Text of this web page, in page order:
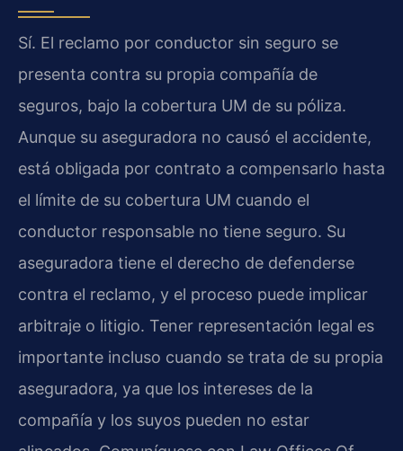
Sí. El reclamo por conductor sin seguro se
presenta contra su propia compañía de
seguros, bajo la cobertura UM de su póliza.
Aunque su aseguradora no causó el accidente,
está obligada por contrato a compensarlo hasta
el límite de su cobertura UM cuando el
conductor responsable no tiene seguro. Su
aseguradora tiene el derecho de defenderse
contra el reclamo, y el proceso puede implicar
arbitraje o litigio. Tener representación legal es
importante incluso cuando se trata de su propia
aseguradora, ya que los intereses de la
compañía y los suyos pueden no estar